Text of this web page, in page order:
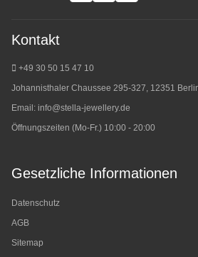
Kontakt
+49 30 50 15 47 10
Johannisthaler Chaussee 295-327, 12351
Email: info@stella-jewellery.de
Öffnungszeiten (Mo-Fr.) 10:00 - 20:00
Gesetzliche Informationen
Datenschutz
AGB
Sitemap